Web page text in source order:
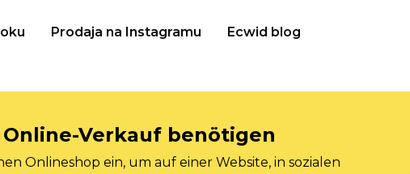
Prodaja na Instagramu Ecwid blog
Verkauf benötigen
Onlineshop ein, um auf einer Website, in sozialen